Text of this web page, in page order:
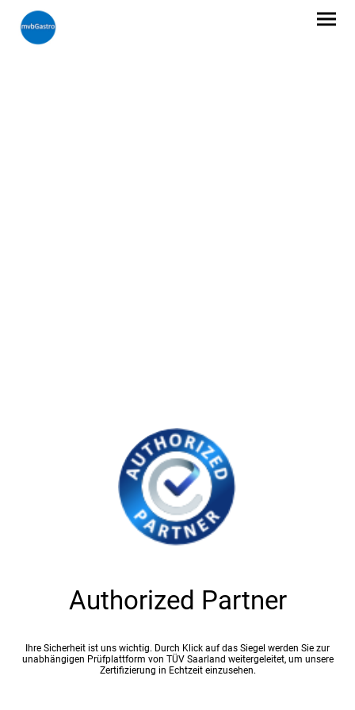
Authorized Partner
Ihre Sicherheit ist uns wichtig. Durch Klick auf das Siegel werden Sie zur
unabhängigen Prüfplattform von TÜV Saarland weitergeleitet, um unsere
Zertifizierung in Echtzeit einzusehen.